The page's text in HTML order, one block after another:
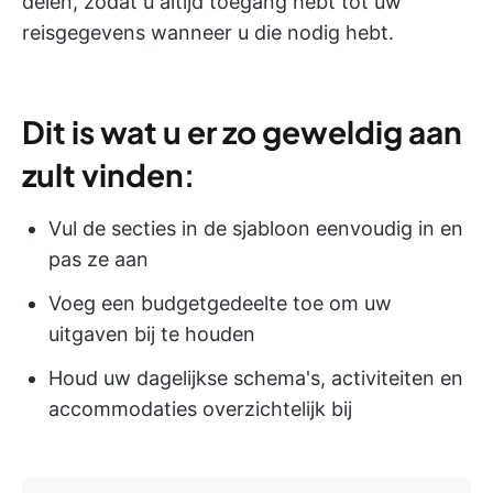
reisgegevens wanneer u die nodig hebt.
Dit is wat u er zo geweldig aan
zult vinden:
Vul de secties in de sjabloon eenvoudig in en
pas ze aan
Voeg een budgetgedeelte toe om uw
uitgaven bij te houden
Houd uw dagelijkse schema's, activiteiten en
accommodaties overzichtelijk bij